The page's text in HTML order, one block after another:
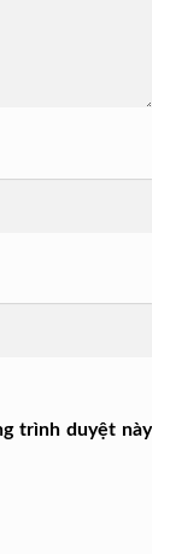
trình duyệt này